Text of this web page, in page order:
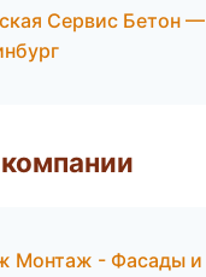
Сервис Бетон —
Монтаж - Фасады и